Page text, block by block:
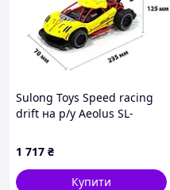
Sulong Toys Speed racing
drift на р/у Aeolus SL-
1 717 ₴
Купити